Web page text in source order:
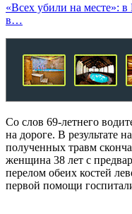
«Всех убили на месте»:
в…
Со слов 69-летнего
на дороге. В результате
полученных травм
женщина 38 лет с
перелом обеих костей
первой помощи